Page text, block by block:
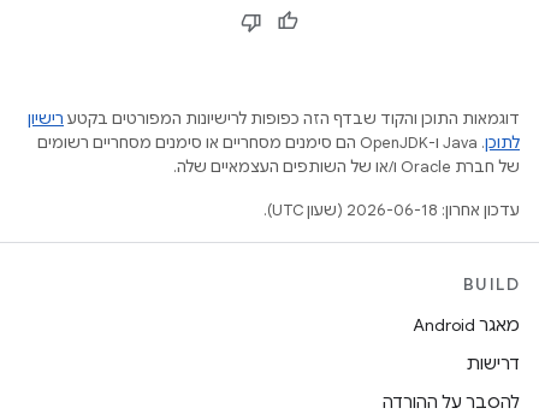
דוגמאות התוכן והקוד שבדף הזה כפופות לרישיונות המפורטים בקטע רישיון
לתוכן
.‏ Java ו-OpenJDK הם סימנים מסחריים או סימנים מסחריים רשומים
של חברת Oracle ו/או של השותפים העצמאיים שלה.
עדכון אחרון: 2026-06-18 (שעון UTC).
BUILD
מאגר Android
דרישות
להסבר על ההורדה